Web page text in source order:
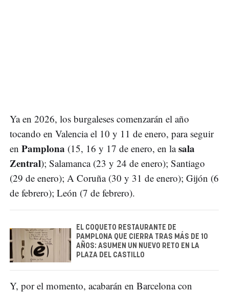
Ya en 2026, los burgaleses comenzarán el año
tocando en Valencia el 10 y 11 de enero, para seguir
en Pamplona (15, 16 y 17 de enero, en lasala
Zentral); Salamanca (23 y 24 de enero); Santiago
(29 de enero); A Coruña (30 y 31 de enero); Gijón (6
de febrero); León (7 de febrero).
EL COQUETO RESTAURANTE DE
PAMPLONA QUE CIERRA TRAS MÁS DE 10
AÑOS: ASUMEN UN NUEVO RETO EN LA
PLAZA DEL CASTILLO
Y, por el momento, acabarán en Barcelona con